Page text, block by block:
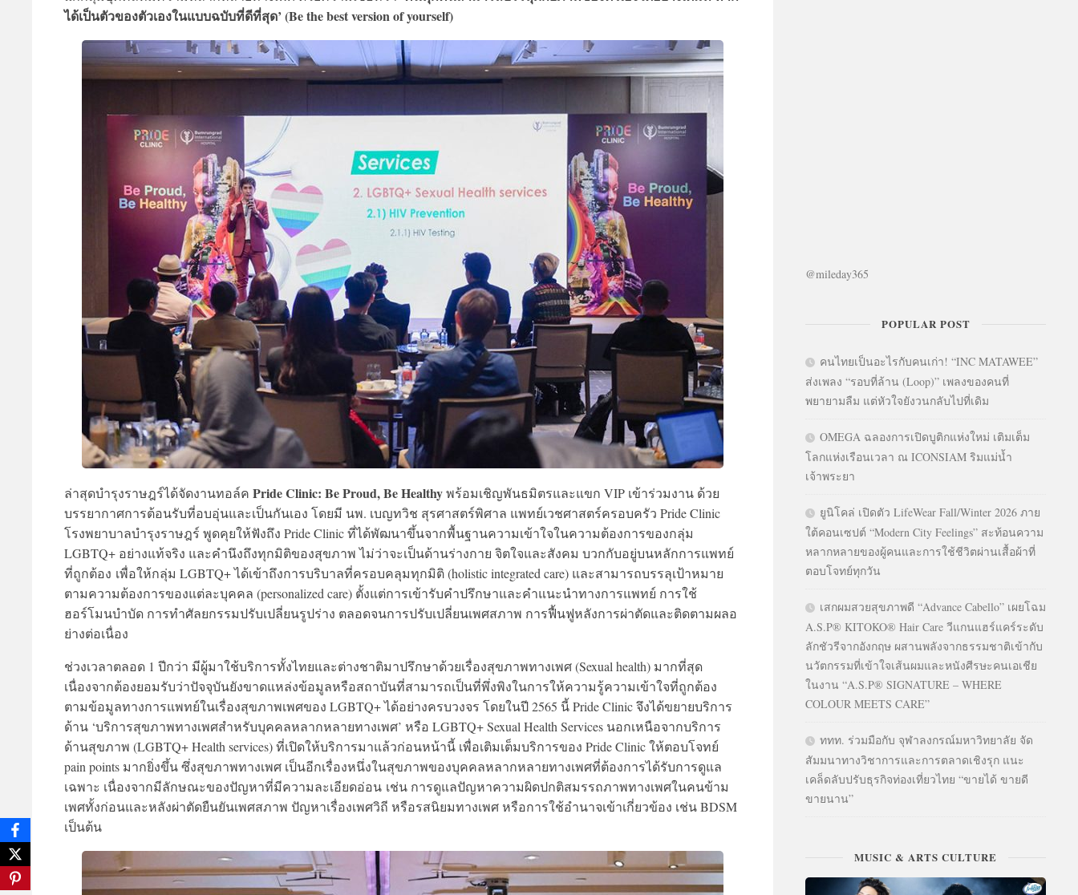
ได้เป็นตัวของตัวเองในแบบฉบับที่ดีที่สุด’ (Be the best version of yourself)
ล่าสุดบำรุงราษฎร์ได้จัดงานทอล์ค Pride Clinic: Be Proud, Be Healthyพร้อมเชิญพันธมิตรและแขก VIP เข้าร่วมงาน ด้วย
บรรยากาศการต้อนรับที่อบอุ่นและเป็นกันเอง โดยมี นพ. เบญทวิช สุรศาสตร์พิศาล แพทย์เวชศาสตร์ครอบครัว Pride Clinic
โรงพยาบาลบำรุงราษฎร์ พูดคุยให้ฟังถึง Pride Clinic ที่ได้พัฒนาขึ้นจากพื้นฐานความเข้าใจในความต้องการของกลุ่ม
LGBTQ+ อย่างแท้จริง และคำนึงถึงทุกมิติของสุขภาพ ไม่ว่าจะเป็นด้านร่างกาย จิตใจและสังคม บวกกับอยู่บนหลักการแพทย์
ที่ถูกต้อง เพื่อให้กลุ่ม LGBTQ+ ได้เข้าถึงการบริบาลที่ครอบคลุมทุกมิติ (holistic integrated care) และสามารถบรรลุเป้าหมาย
ตามความต้องการของแต่ละบุคคล (personalized care) ตั้งแต่การเข้ารับคำปรึกษาและคำแนะนำทางการแพทย์ การใช้
ฮอร์โมนบำบัด การทำศัลยกรรมปรับเปลี่ยนรูปร่าง ตลอดจนการปรับเปลี่ยนเพศสภาพ การฟื้นฟูหลังการผ่าตัดและติดตามผลอ
ย่างต่อเนื่อง
ช่วงเวลาตลอด 1 ปีกว่า มีผู้มาใช้บริการทั้งไทยและต่างชาติมาปรึกษาด้วยเรื่องสุขภาพทางเพศ (Sexual health) มากที่สุด
เนื่องจากต้องยอมรับว่าปัจจุบันยังขาดแหล่งข้อมูลหรือสถาบันที่สามารถเป็นที่พึ่งพิงในการให้ความรู้ความเข้าใจที่ถูกต้อง
ตามข้อมูลทางการแพทย์ในเรื่องสุขภาพเพศของ LGBTQ+ ได้อย่างครบวงจร โดยในปี 2565 นี้ Pride Clinic จึงได้ขยายบริการ
ด้าน ‘บริการสุขภาพทางเพศสำหรับบุคคลหลากหลายทางเพศ’ หรือ LGBTQ+ Sexual Health Services นอกเหนือจากบริการ
ด้านสุขภาพ (LGBTQ+ Health services) ที่เปิดให้บริการมาแล้วก่อนหน้านี้ เพื่อเติมเต็มบริการของ Pride Clinic ให้ตอบโจทย์
pain points มากยิ่งขึ้น ซึ่งสุขภาพทางเพศ เป็นอีกเรื่องหนึ่งในสุขภาพของบุคคลหลากหลายทางเพศที่ต้องการได้รับการดูแล
เฉพาะ เนื่องจากมีลักษณะของปัญหาที่มีความละเอียดอ่อน เช่น การดูแลปัญหาความผิดปกติสมรรถภาพทางเพศในคนข้าม
เพศทั้งก่อนและหลังผ่าตัดยืนยันเพศสภาพ ปัญหาเรื่องเพศวิถี หรือรสนิยมทางเพศ หรือการใช้อำนาจเข้าเกี่ยวข้อง เช่น BDSM
เป็นต้น
@mileday365
POPULAR POST
คนไทยเป็นอะไรกับคนเก่า! “INC MATAWEE”
ส่งเพลง “รอบที่ล้าน (Loop)” เพลงของคนที่
พยายามลืม แต่หัวใจยังวนกลับไปที่เดิม
OMEGA ฉลองการเปิดบูติกแห่งใหม่ เติมเต็ม
โลกแห่งเรือนเวลา ณ ICONSIAM ริมแม่น้ำ
เจ้าพระยา
ยูนิโคล่ เปิดตัว LifeWear Fall/Winter 2026 ภาย
ใต้คอนเซปต์ “Modern City Feelings” สะท้อนความ
หลากหลายของผู้คนและการใช้ชีวิตผ่านเสื้อผ้าที่
ตอบโจทย์ทุกวัน
เสกผมสวยสุขภาพดี “Advance Cabello” เผยโฉม
A.S.P® KITOKO® Hair Care วีแกนแฮร์แคร์ระดับ
ลักชัวรีจากอังกฤษ ผสานพลังจากธรรมชาติเข้ากับ
นวัตกรรมที่เข้าใจเส้นผมและหนังศีรษะคนเอเชีย
ในงาน “A.S.P® SIGNATURE – WHERE
COLOUR MEETS CARE”
ททท. ร่วมมือกับ จุฬาลงกรณ์มหาวิทยาลัย จัด
สัมมนาทางวิชาการและการตลาดเชิงรุก แนะ
เคล็ดลับปรับธุรกิจท่องเที่ยวไทย “ขายได้ ขายดี
ขายนาน”
MUSIC & ARTS CULTURE